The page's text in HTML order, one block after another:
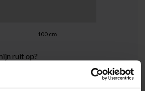
100 cm
ruit op?
& Snijkosten):